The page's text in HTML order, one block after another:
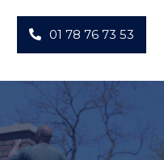
01 78 76 73 53